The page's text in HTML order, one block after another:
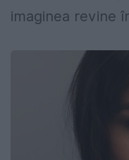
imaginea revine